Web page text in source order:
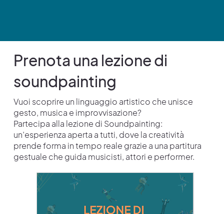
Prenota una lezione di
soundpainting
Vuoi scoprire un linguaggio artistico che unisce
gesto, musica e improvvisazione?
Partecipa alla lezione di Soundpainting:
un’esperienza aperta a tutti, dove la creatività
prende forma in tempo reale grazie a una partitura
gestuale che guida musicisti, attori e performer.